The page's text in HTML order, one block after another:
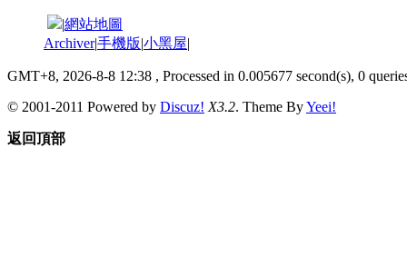
|網站地圖
Archiver|手機版|小黑屋|
GMT+8, 2026-8-8 12:38 , Processed in 0.005677 second(s), 0
© 2001-2011 Powered by Discuz! X3.2. Theme ByYeei!
返回頂部